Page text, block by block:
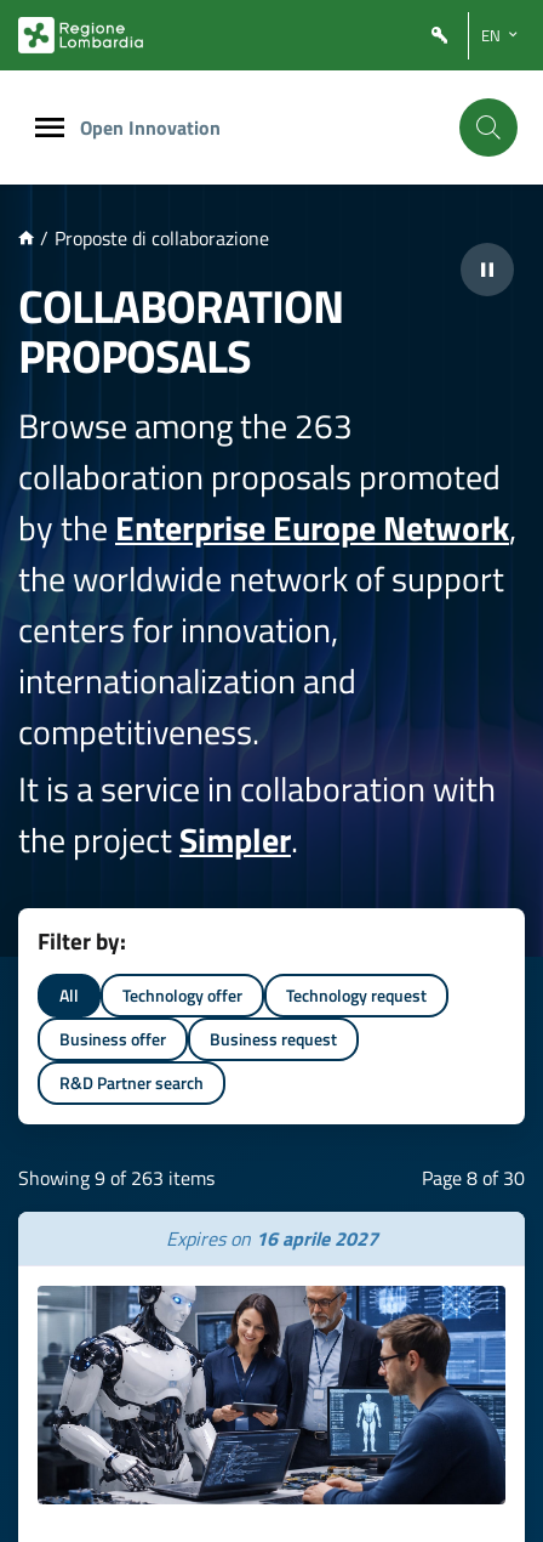
PRINCIPALE
EN
Open Innovation
/ Proposte di collaborazione
COLLABORATION
PROPOSALS
Browse among the 263
collaboration proposals promoted
by the Enterprise Europe Network,
the worldwide network of support
centers for innovation,
internationalization and
competitiveness.
It is a service in collaboration with
the projectSimpler.
Filter by:
All Technology offer
Technology request
Business offer
Business request
R&D Partner search
Showing 9 of 263 items Page 8 of 30
Expires on 16 aprile 2027